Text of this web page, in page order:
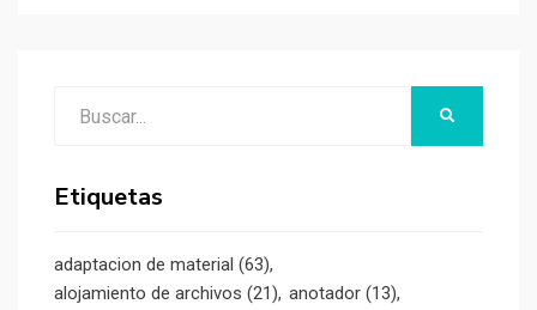
Etiquetas
adaptacion de material (63)
alojamiento de archivos (21) anotador (13)